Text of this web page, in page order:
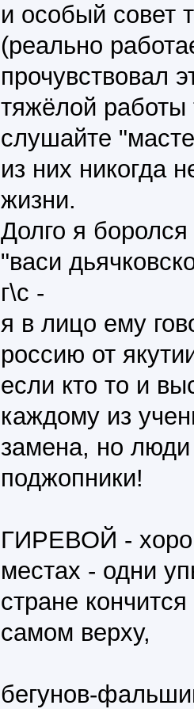
и особый совет
(реально
прочувствовал
тяжёлой работы
слушайте
из них никогда
жизни.
Долго я
"васи
г\с -
я в лицо ему
россию от
если кто то и
каждому из
замена, но люди
поджопники!
ГИРЕВОЙ -
местах - одни
стране
самом верху,
бегунов-